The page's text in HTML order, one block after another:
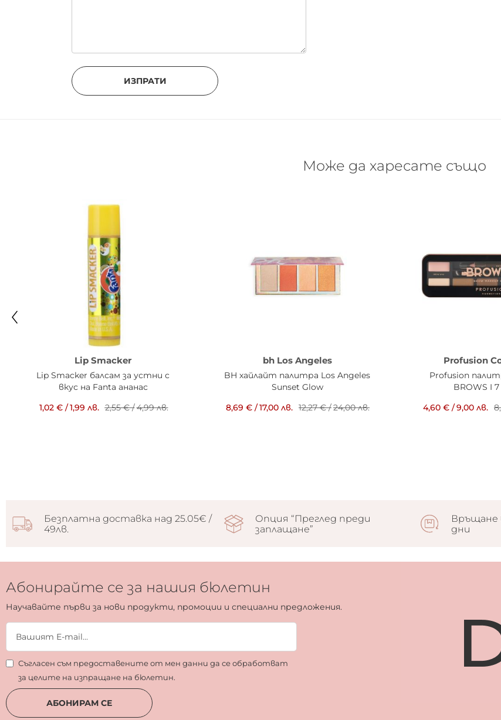
ИЗПРАТИ
Може да харесате също
Lip Smacker
Lip Smacker балсам за устни с
вкус на Fanta ананас
1,02 €/1,99 лв. 2,55 €/4,99 лв.
bh Los Angeles
BH хайлайт палитра Los Angeles
Sunset Glow
8,69 € /17,00 лв. 12,27 €/24,00 лв.
Profusion
Profusion
BROWS I
4,60 € /9,00 лв.
Безплатна доставка над 25.05€ /
49лв.
Опция “Преглед преди
заплащане”
Връщане
дни
Абонирайте се за нашия бюлетин
Научавайте първи за нови продукти, промоции и специални предложения.
Съгласен съм предоставените от мен данни да се обработват
за целите на изпращане на бюлетин.
АБОНИРАМ СЕ